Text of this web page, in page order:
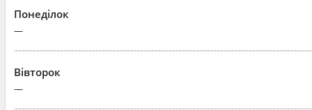
Понеділок
—
Вівторок
—